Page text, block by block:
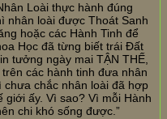
Loài thực hành đúng
nhân loài được Thoát Sanh
hoặc các Hành Tinh để
Học đã từng biết trái Đất
tưởng ngày mai TẬN THẾ,
các hành tinh đưa nhân
chắc nhân loài đã hợp
giới ấy. Vì sao? Vì mỗi Hành
chi khó sống được.”